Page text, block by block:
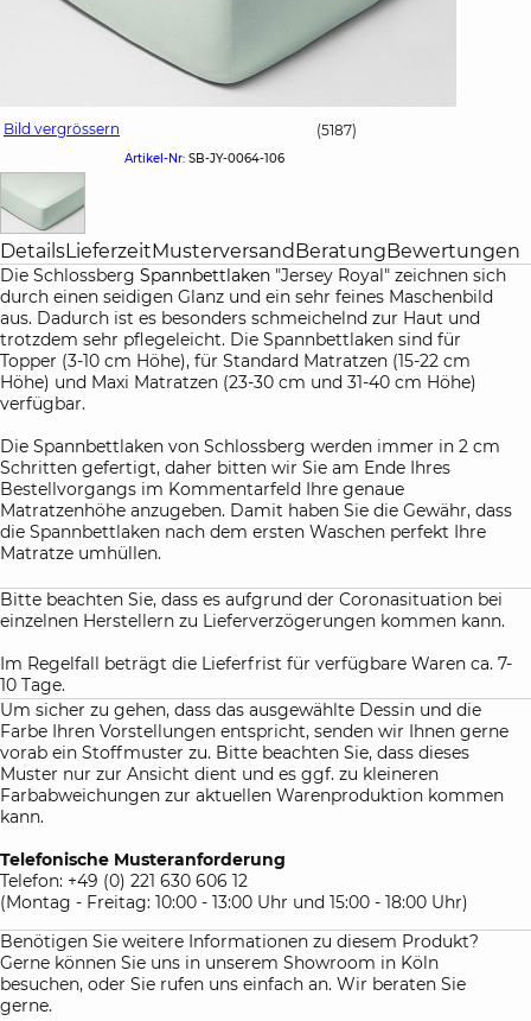
Bild vergrössern (5187)
Artikel-Nr: SB-JY-0064-106
DetailsLieferzeitMusterversandBeratungBewertungen
Die Schlossberg Spannbettlaken "Jersey Royal" zeichnen sich
durch einen seidigen Glanz und ein sehr feines Maschenbild
aus. Dadurch ist es besonders schmeichelnd zur Haut und
trotzdem sehr pflegeleicht. Die Spannbettlaken sind für
Topper (3-10 cm Höhe), für Standard Matratzen (15-22 cm
Höhe) und Maxi Matratzen (23-30 cm und 31-40 cm Höhe)
verfügbar.
Die Spannbettlaken von Schlossberg werden immer in 2 cm
Schritten gefertigt, daher bitten wir Sie am Ende Ihres
Bestellvorgangs im Kommentarfeld Ihre genaue
Matratzenhöhe anzugeben. Damit haben Sie die Gewähr, dass
die Spannbettlaken nach dem ersten Waschen perfekt Ihre
Matratze umhüllen.
Bitte beachten Sie, dass es aufgrund der Coronasituation bei
einzelnen Herstellern zu Lieferverzögerungen kommen kann.
Im Regelfall beträgt die Lieferfrist für verfügbare Waren ca. 7-
10 Tage.
Um sicher zu gehen, dass das ausgewählte Dessin und die
Farbe Ihren Vorstellungen entspricht, senden wir Ihnen gerne
vorab ein Stoffmuster zu. Bitte beachten Sie, dass dieses
Muster nur zur Ansicht dient und es ggf. zu kleineren
Farbabweichungen zur aktuellen Warenproduktion kommen
kann.
Telefonische Musteranforderung
Telefon: +49 (0) 221 630 606 12
(Montag - Freitag: 10:00 - 13:00 Uhr und 15:00 - 18:00 Uhr)
Benötigen Sie weitere Informationen zu diesem Produkt?
Gerne können Sie uns in unserem Showroom in Köln
besuchen, oder Sie rufen uns einfach an. Wir beraten Sie
gerne.